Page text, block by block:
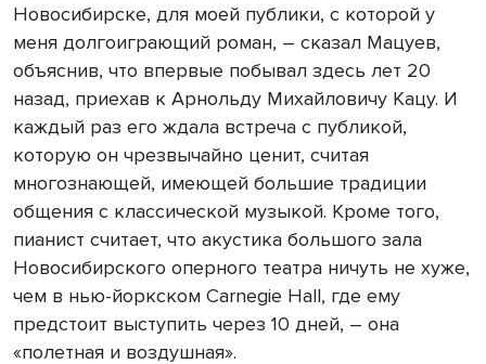
Новосибирске, для моей публики, с которой у
меня долгоиграющий роман, – сказал Мацуев,
объяснив, что впервые побывал здесь лет 20
назад, приехав к Арнольду Михайловичу Кацу. И
каждый раз его ждала встреча с публикой,
которую он чрезвычайно ценит, считая
многознающей, имеющей большие традиции
общения с классической музыкой. Кроме того,
пианист считает, что акустика большого зала
Новосибирского оперного театра ничуть не хуже,
чем в нью-йоркском Carnegie Hall, где ему
предстоит выступить через 10 дней, – она
«полетная и воздушная».